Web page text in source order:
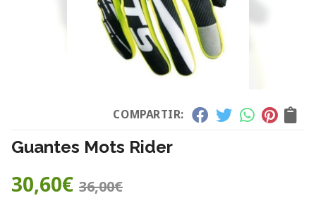
COMPARTIR:
Guantes Mots Rider
30,60€ 36,00€